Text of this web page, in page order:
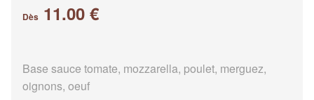
Dès 11.00 €
Base sauce tomate, mozzarella, poulet, merguez,
oignons, oeuf